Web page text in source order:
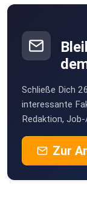
willistvv
Karlsruhe
Düsseldorf
Schließe Dich
interessante
Redaktion,
Zur